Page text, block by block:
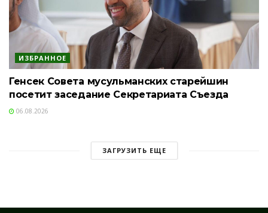
ИЗБРАННОЕ
Генсек Совета мусульманских старейшин
посетит заседание Секретариата Съезда
06.08.2026
ЗАГРУЗИТЬ ЕЩЕ